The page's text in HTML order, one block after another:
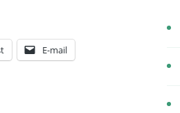
E-mail